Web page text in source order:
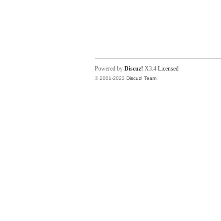
Powered by Discuz! X3.4 Licensed
© 2001-2023 Discuz! Team